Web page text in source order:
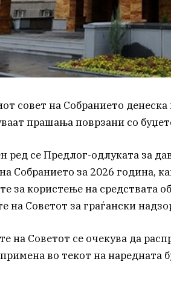
совет на Собранието
прашања поврзани со
ред се Предлог-одлуката за
Собранието за 2026 година,
за користење на средствата
на Советот за граѓански
на Советот се очекува да
во текот на наредната